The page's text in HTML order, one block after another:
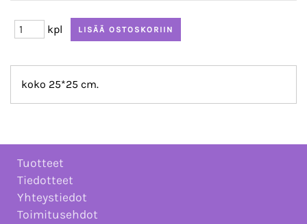
kpl
koko 25*25 cm.
Tuotteet
Tiedotteet
Yhteystiedot
Toimitusehdot